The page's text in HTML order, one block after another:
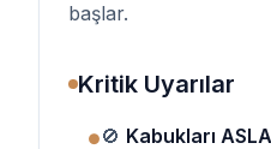
başlar.
Kritik Uyarılar
● 🚫 Kabukları